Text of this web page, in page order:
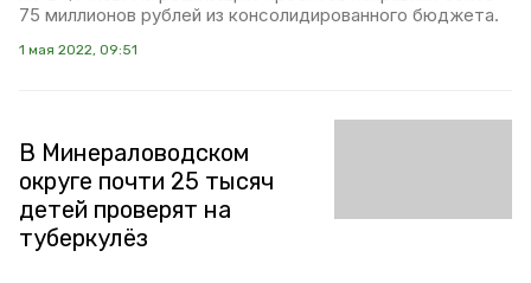
75 миллионов рублей из консолидированного бюджета.
1 мая 2022, 09:51
В Минераловодском
округе почти 25 тысяч
детей проверят на
туберкулёз